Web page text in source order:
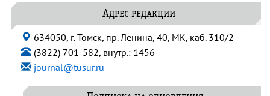
Адрес редакции
634050, г. Томск, пр. Ленина, 40, МК, каб. 310/2
(3822) 701-582, внутр.: 1456
journal@tusur.ru